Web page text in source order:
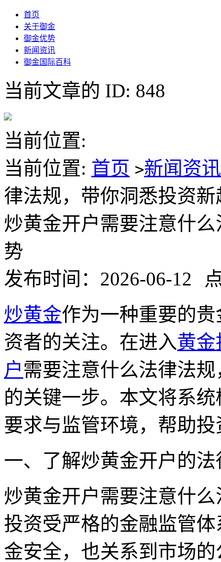
首页
关于御金
御金优势
新闻资讯
御金国际百科
当前文章的 ID: 848
当前位置:
当前位置: 首页 >新闻资
律法规，带你洞悉投资新
炒黄金开户需要注意什
势
发布时间：2026-06-12
炒黄金作为一种重要的
资者的关注。在进入黄金
户需要注意什么法律法
的关键一步。本文将系
要求与监管环境，帮助
一、了解炒黄金开户的
炒黄金开户需要注意什
投资受严格的金融监管
金安全，也关系到市场